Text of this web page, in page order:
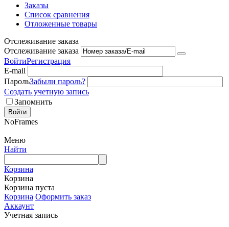
Заказы
Список сравнения
Отложенные товары
Отслеживание заказа
Отслеживание заказа
ВойтиРегистрация
E-mail
ПарольЗабыли пароль?
Создать учетную запись
Запомнить
Войти
NoFrames
Меню
Найти
Корзина
Корзина
Корзина пуста
Корзина Оформить заказ
Аккаунт
Учетная запись